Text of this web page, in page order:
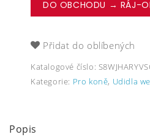
DO OBCHODU → RÁJ-
Přidat do oblíbených
Katalogové číslo:
Kategorie: Pro koně, Udidla
Popis